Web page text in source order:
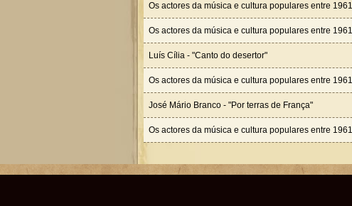
Os actores da música e cultura populares entre
Os actores da música e cultura populares entre
Luís Cília - "Canto do desertor"
Os actores da música e cultura populares entre
José Mário Branco - "Por terras de França"
Os actores da música e cultura populares entre